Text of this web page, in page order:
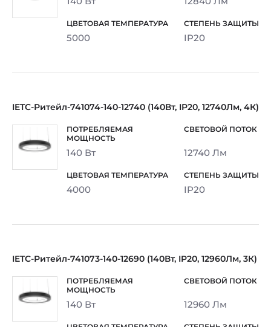
5000 IP20
IETC-Ритейл-741074-140-12740 (140Вт, IP20, 12740Лм, 4К)
140 Вт 12740 Лм
4000 IP20
IETC-Ритейл-741073-140-12690 (140Вт, IP20, 12960Лм, 3К)
140 Вт 12960 Лм